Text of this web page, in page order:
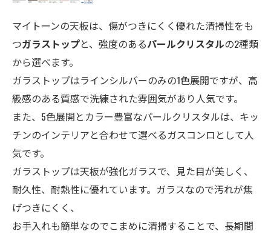
マイトーンの天板は、傷がつきにくく優れた清掃性をも
つガラストップと、強度のあるパールクリスタルの2種類
から選べます。
ガラストップはラインシルバーのみの1色展開ですが、高
級感のある質感で洗練された雰囲気があり人気です。
また、5色展開とカラー豊富なパールクリスタルは、キッ
チンのインテリアと合わせて選べるガスコンロとして人
気です。
ガラストップは天板が強化ガラスで、見た目が美しく、
耐久性、耐熱性に優れています。ガラスなので汚れが焦
げつきにくく、
お手入れも簡単なのでこまめに清掃することで、長期間